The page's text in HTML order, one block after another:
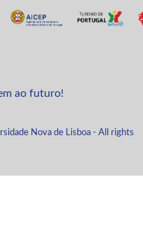
ao futuro!
Nova de Lisboa - All rights